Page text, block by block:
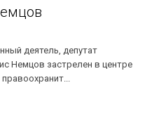
деятель, депутат
Немцов застрелен в центре